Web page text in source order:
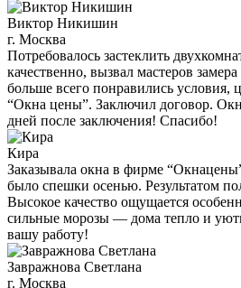
Виктор Никишин
г. Москва
Потребовалось застеклить
качественно, вызвал мастеров
больше всего понравились условия,
“Окна цены”. Заключил договор.
дней после заключения! Спасибо!
Кира
Заказывала окна в фирме
было спешки осенью. Результатом
Высокое качество ощущается
сильные морозы — дома тепло и
вашу работу!
Завражнова Светлана
г. Москва